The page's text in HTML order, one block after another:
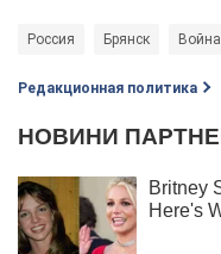
Россия Брянск
Редакционная политика